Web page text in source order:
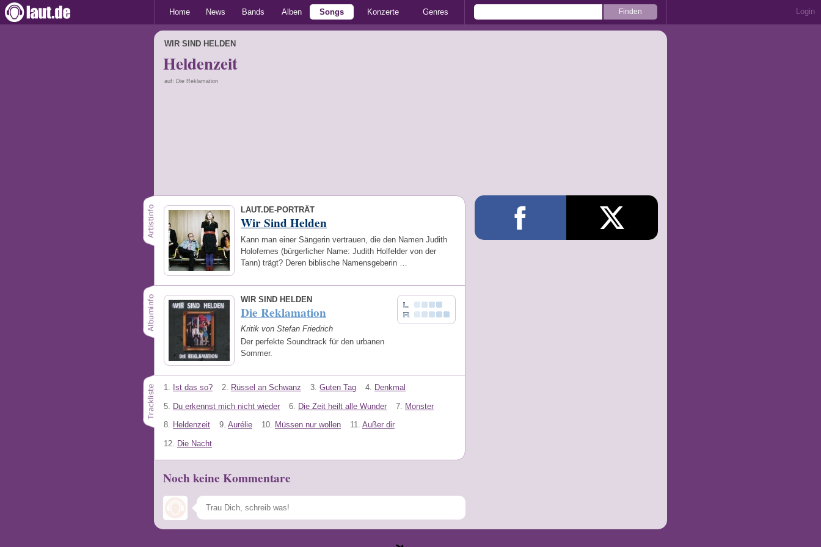
Home News Bands Alben Songs Konzerte Genres Login
WIR SIND HELDEN
Heldenzeit
auf: Die Reklamation
LAUT.DE-PORTRÄT
Wir Sind Helden
Kann man einer Sängerin vertrauen, die den Namen Judith
Holofernes (bürgerlicher Name: Judith Holfelder von der
Tann) trägt? Deren biblische Namensgeberin …
WIR SIND HELDEN
Die Reklamation
Kritik von Stefan Friedrich
Der perfekte Soundtrack für den urbanen
Sommer.
1. Ist das so? 2. Rüssel an Schwanz 3. Guten Tag 4. Denkmal
5. Du erkennst mich nicht wieder 6. Die Zeit heilt alle Wunder 7. Monster
8. Heldenzeit 9. Aurélie 10. Müssen nur wollen 11. Außer dir
12. Die Nacht
Noch keine Kommentare
Speichern